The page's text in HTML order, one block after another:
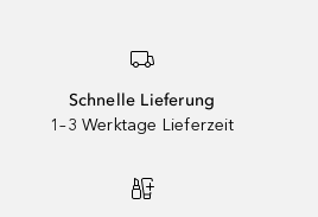
Schnelle Lieferung
1–3 Werktage Lieferzeit